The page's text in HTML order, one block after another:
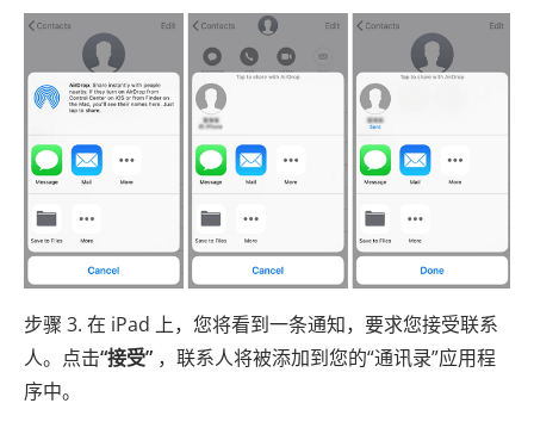
步骤 3. 在 iPad 上，您将看到一条通知，要求您接受联系
人。点击“接受” ，联系人将被添加到您的“通讯录”应用程
序中。